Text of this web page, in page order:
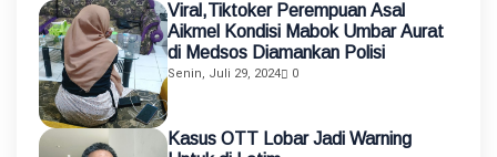
Viral,Tiktoker Perempuan Asal
Aikmel Kondisi Mabok Umbar Aurat
di Medsos Diamankan Polisi
Senin, Juli 29, 2024 0
Kasus OTT Lobar Jadi Warning